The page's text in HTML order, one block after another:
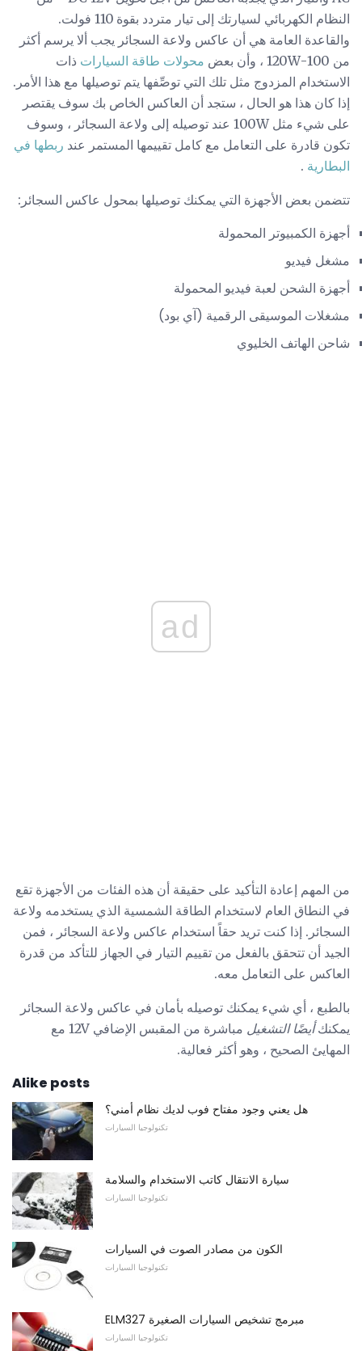
النظام الكهربائي لسيارتك إلى تيار متردد بقوة 110 فولت.
والقاعدة العامة هي أن عاكس ولاعة السجائر يجب ألا يرسم أكثر
من 100-120W ، وأن بعض
محولات طاقة السيارات ذات
الاستخدام المزدوج مثل تلك التي توصِّفها يتم توصيلها مع هذا الأمر.
إذا كان هذا هو الحال ، ستجد أن العاكس الخاص بك سوف يقتصر
على شيء مثل 100W عند توصيله إلى ولاعة السجائر ، وسوف
تكون قادرة على التعامل مع كامل تقييمها المستمر عند ربطها في
البطارية .
تتضمن بعض الأجهزة التي يمكنك توصيلها بمحول عاكس السجائر:
أجهزة الكمبيوتر المحمولة
مشغل فيديو
أجهزة الشحن لعبة فيديو المحمولة
مشغلات الموسيقى الرقمية (آي بود)
شاحن الهاتف الخليوي
ad
من المهم إعادة التأكيد على حقيقة أن هذه الفئات من الأجهزة تقع
في النطاق العام لاستخدام الطاقة الشمسية الذي يستخدمه ولاعة
السجائر. إذا كنت تريد حقاً استخدام عاكس ولاعة السجائر ، فمن
الجيد أن تتحقق بالفعل من تقييم التيار في الجهاز للتأكد من قدرة
العاكس على التعامل معه.
بالطبع ، أي شيء يمكنك توصيله بأمان في عاكس ولاعة السجائر
يمكنكأيضًا التشغيل
مباشرة من المقبس الإضافي 12V مع
المهايئ الصحيح ، وهو أكثر فعالية.
Alike posts
هل يعني وجود مفتاح فوب لديك نظام أمني؟
تكنولوجيا السيارات
سيارة الانتقال كاتب الاستخدام والسلامة
تكنولوجيا السيارات
الكون من مصادر الصوت في السيارات
تكنولوجيا السيارات
ELM327 مبرمج تشخيص السيارات الصغيرة
تكنولوجيا السيارات